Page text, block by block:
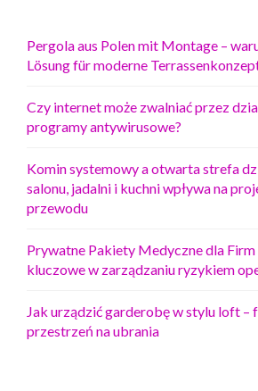
Pergola aus Polen mit Montage –
Lösung für moderne
Czy internet może zwalniać przez
programy antywirusowe?
Komin systemowy a otwarta strefa
salonu, jadalni i kuchni wpływa na
przewodu
Prywatne Pakiety Medyczne dla Firm
kluczowe w zarządzaniu ryzykiem
Jak urządzić garderobę w stylu loft –
przestrzeń na ubrania